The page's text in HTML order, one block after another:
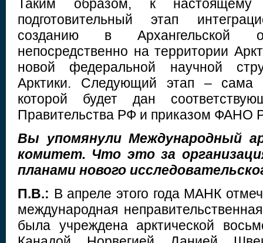
Таким образом, к
подготовительный этап
созданию в Архангельской
непосредственно на территории
новой федеральной научной
Арктики. Следующий этап – сама
которой будет дан
Правительства РФ и приказом ФАНО
Вы упомянули Международный
комитет. Что это за
планами нового
П.В.: В апреле этого года МАНК
международная
была учреждена арктической